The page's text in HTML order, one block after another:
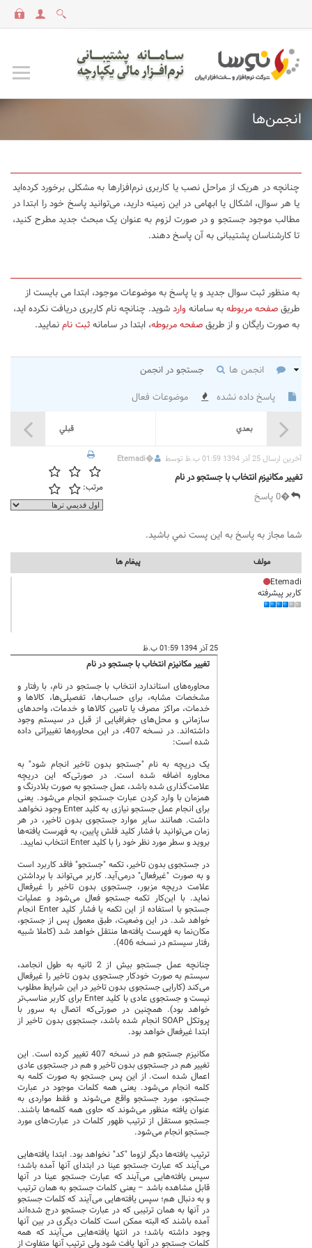
انجمن‌ها
چنانچه در هریک از مراحل نصب یا کاربری نرم‌افزارها به مشکلی برخورد کرده‌اید
یا هر سوال، اشکال یا ابهامی در این زمینه دارید، می‌توانید پاسخ خود را ابتدا در
مطالب موجود جستجو و در صورت لزوم به عنوان یک مبحث جدید مطرح کنید،
تا کارشناسان پشتیبانی به آن پاسخ دهند.
به منظور ثبت سوال جدید و یا پاسخ به موضوعات موجود، ابتدا می بایست از
طریقصفحه مربوطهبه سامانه واردشوید. چنانچه نام کاربری دریافت نکرده اید،
به صورت رایگان و از طریقصفحه مربوطه، ابتدا در سامانهثبت نامنمایید.
انجمن ها
جستجو در انجمن
پاسخ داده نشده
موضوعات فعال
قبلي بعدي
آخرين ارسال 25 آذر 1394 01:59 ب.ظ توسط �
Etemadi
تغییر مکانیزم انتخاب با جستجو در نام
�0 پاسخ
مرتب:
شما مجاز به پاسخ به اين پست نمي باشيد.
مولف پيغام ها
Etemadi
کاربر پیشرفته
25 آذر 1394 01:59 ب.ظ
تغییر مکانیزم انتخاب با جستجو در نام
محاوره‌های استاندارد انتخاب با جستجو در نام، با رفتار و
مشخصات مشابه، برای حساب‌ها، تفصیلی‌ها، کالاها و
خدمات، مراکز مصرف یا تامین کالاها و خدمات، واحدهای
سازمانی و محل‌های جغرافیایی از قبل در سیستم وجود
داشته‌اند. در نسخه 407، در این محاوره‌ها تغییراتی داده
شده است:
یک دریچه به نام "جستجو بدون تاخیر انجام شود" به
محاوره اضافه شده است. در صورتی‌که این دریچه
علامت‌گذاری شده باشد، عمل جستجو به صورت بلادرنگ و
همزمان با وارد کردن عبارت جستجو انجام می‌شود. یعنی
برای انجام عمل جستجو نیازی به کلید Enter وجود نخواهد
داشت. همانند سایر موارد جستجوی بدون تاخیر، در هر
زمان می‌توانید با فشار کلید فلش پایین، به فهرست یافته‌ها
بروید و سطر مورد نظر خود را با کلید Enter انتخاب نمایید.
در جستجوی بدون تاخیر، تکمه "جستجو" فاقد کاربرد است
و به صورت "غیرفعال" درمی‌آید. کاربر می‌تواند با برداشتن
علامت دریچه مزبور، جستجوی بدون تاخیر را غیرفعال
نماید. با این‌کار تکمه جستجو فعال می‌شود و عملیات
جستجو با استفاده از این تکمه یا فشار کلید Enter انجام
خواهد شد. در این وضعیت، طبق معمول پس از جستجو،
مکان‌نما به فهرست یافته‌ها منتقل خواهد شد (کاملا شبیه
رفتار سیستم در نسخه 406).
چنانچه عمل جستجو بیش از 2 ثانیه به طول انجامد،
سیستم به صورت خودکار جستجوی بدون تاخیر را غیرفعال
می‌کند (کارایی جستجوی بدون تاخیر در این شرایط مطلوب
نیست و جستجوی عادی با کلید Enter برای کاربر مناسب‌تر
خواهد بود). همچنین در صورتی‌که اتصال به سرور با
پروتکل SOAP انجام شده باشد، جستجوی بدون تاخیر از
ابتدا غیرفعال خواهد بود.
مکانیزم جستجو هم در نسخه 407 تغییر کرده است. این
تغییر هم در جستجوی بدون تاخیر و هم در جستجوی عادی
اعمال شده است. از این پس جستجو به صورت کلمه به
کلمه انجام می‌شود. یعنی همه کلمات موجود در عبارت
جستجو، مورد جستجو واقع می‌شوند و فقط مواردی به
عنوان یافته منظور می‌شوند که حاوی همه کلمه‌ها باشند.
جستجو مستقل از ترتیب ظهور کلمات در عبارت‌های مورد
جستجو انجام می‌شود.
ترتیب یافته‌ها دیگر لزوما "کد" نخواهد بود. ابتدا یافته‌هایی
می‌آیند که عبارت جستجو عینا در ابتدای آنها آمده باشد؛
سپس یافته‌هایی می‌آیند که عبارت جستجو عینا در آنها
قابل مشاهده باشد – یعنی کلمات جستجو به همان ترتیب
و به دنبال هم؛ سپس یافته‌هایی می‌آیند که کلمات جستجو
در آنها به همان ترتیبی که در عبارت جستجو درج شده‌اند
آمده باشند که البته ممکن است کلمات دیگری در بین آنها
وجود داشته باشد؛ در انتها یافته‌هایی می‌آیند که همه
کلمات جستجو در آنها یافت شود ولی ترتیب آنها متفاوت از